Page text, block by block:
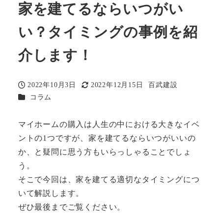
家を建てるならいつがい
い？タイミングの事例を紹
介します！
投稿日
2022年10月3日
更新日
2022年12月15日
著
百武建設
カテゴリー
コラム
マイホームの購入は人生の中における大きなイベ
ントの1つですが、家を建てるならいつがいいの
か、と疑問に思う方もいらっしゃることでしょ
う。
そこで今回は、家を建てる適切なタイミングにつ
いて解説します。
ぜひ最後までご覧ください。